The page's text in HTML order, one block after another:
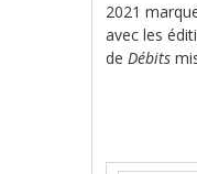
2021
avec les
deDébits